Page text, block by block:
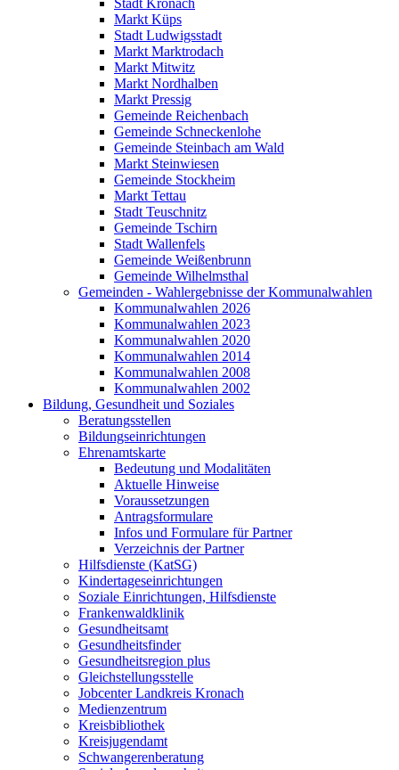
Stadt Kronach
Markt Küps
Stadt Ludwigsstadt
Markt Marktrodach
Markt Mitwitz
Markt Nordhalben
Markt Pressig
Gemeinde Reichenbach
Gemeinde Schneckenlohe
Gemeinde Steinbach am Wald
Markt Steinwiesen
Gemeinde Stockheim
Markt Tettau
Stadt Teuschnitz
Gemeinde Tschirn
Stadt Wallenfels
Gemeinde Weißenbrunn
Gemeinde Wilhelmsthal
Gemeinden - Wahlergebnisse der Kommunalwahlen
Kommunalwahlen 2026
Kommunalwahlen 2023
Kommunalwahlen 2020
Kommunalwahlen 2014
Kommunalwahlen 2008
Kommunalwahlen 2002
Bildung, Gesundheit und Soziales
Beratungsstellen
Bildungseinrichtungen
Ehrenamtskarte
Bedeutung und Modalitäten
Aktuelle Hinweise
Voraussetzungen
Antragsformulare
Infos und Formulare für Partner
Verzeichnis der Partner
Hilfsdienste (KatSG)
Kindertageseinrichtungen
Soziale Einrichtungen, Hilfsdienste
Frankenwaldklinik
Gesundheitsamt
Gesundheitsfinder
Gesundheitsregion plus
Gleichstellungsstelle
Jobcenter Landkreis Kronach
Medienzentrum
Kreisbibliothek
Kreisjugendamt
Schwangerenberatung